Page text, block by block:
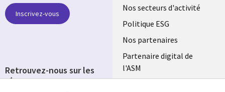
links
FRANCE
Nos secteurs d'activité
Politique ESG
Nos partenaires
Partenaire digital de
l'ASM
Inscrivez-vous
Retrouvez-nous sur les
réseaux